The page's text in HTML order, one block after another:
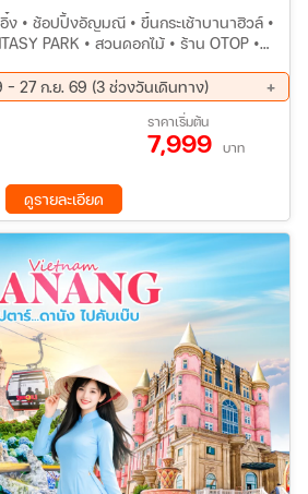
วล์ •
กไม้ • ร้าน OTOP •
พานมังกร • สนามบินดานัง
- 27 ก.ย. 69 (3 ช่วงวันเดินทาง)
04 ก.ย. 69 - 06 ก.ย. 69
ราคาเริ่มต้น
7,999 บาท
ดูรายละเอียด